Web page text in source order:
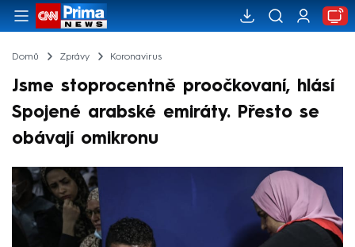
Domů Zprávy Koronavirus
Jsme stoprocentně proočkovaní, hlásí
Spojené arabské emiráty. Přesto se
obávají omikronu